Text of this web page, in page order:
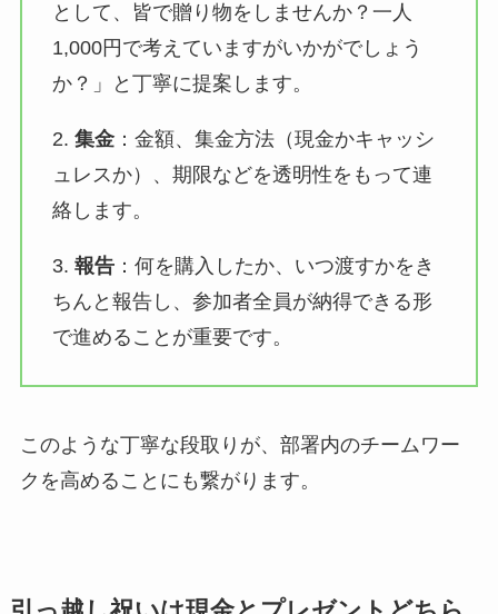
として、皆で贈り物をしませんか？一人
1,000円で考えていますがいかがでしょう
か？」と丁寧に提案します。
2. 集金：金額、集金方法（現金かキャッシ
ュレスか）、期限などを透明性をもって連
絡します。
3. 報告：何を購入したか、いつ渡すかをき
ちんと報告し、参加者全員が納得できる形
で進めることが重要です。
このような丁寧な段取りが、部署内のチームワー
クを高めることにも繋がります。